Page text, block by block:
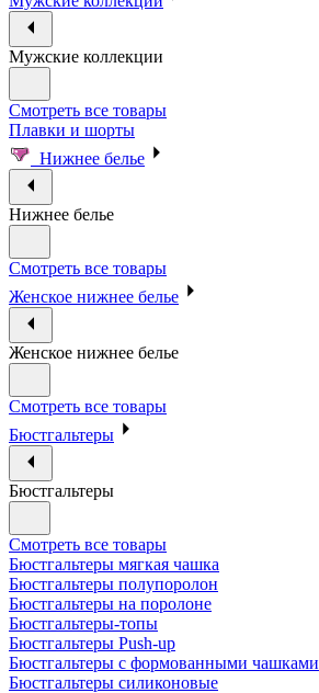
Мужские коллекции
Смотреть все товары
Плавки и шорты
Нижнее белье
Нижнее белье
Смотреть все товары
Женское нижнее белье
Женское нижнее белье
Смотреть все товары
Бюстгальтеры
Бюстгальтеры
Смотреть все товары
Бюстгальтеры мягкая чашка
Бюстгальтеры полупоролон
Бюстгальтеры на поролоне
Бюстгальтеры-топы
Бюстгальтеры Push-up
Бюстгальтеры с формованными чашками
Бюстгальтеры силиконовые